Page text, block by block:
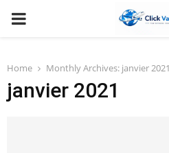
PRIMARY
Home Monthly Archives: janvier 2021
janvier 2021